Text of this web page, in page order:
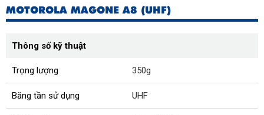
MOTOROLA MAGONE A8 (UHF)
Thông số kỹ thuật
Trọng lượng 350g
Băng tần sử dụng UHF